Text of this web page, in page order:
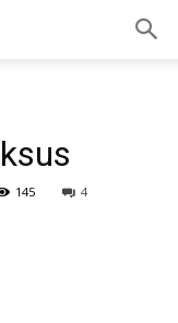
145 4